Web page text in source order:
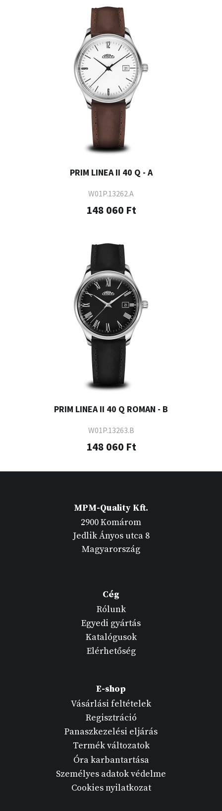
PRIM LINEA II 40 Q - A
W01P.13262.A
148 060 Ft
PRIM LINEA II 40 Q ROMAN - B
W01P.13263.B
148 060 Ft
MPM-Quality Kft.
2900 Komárom
Jedlik Ányos utca 8
Magyarország
Cég
Rólunk
Egyedi gyártás
Katalógusok
Elérhetőség
E-shop
Vásárlási feltételek
Regisztráció
Panaszkezelési eljárás
Termék változatok
Óra karbantartása
Személyes adatok védelme
Cookies nyilatkozat